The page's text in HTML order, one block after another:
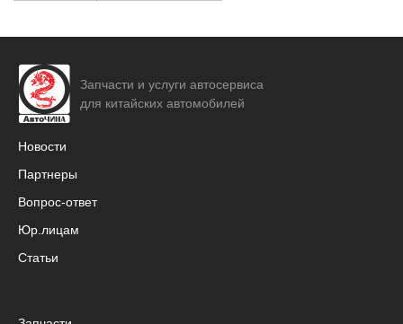
Запчасти и услуги автосервиса
для китайских автомобилей
Новости
Партнеры
Вопрос-ответ
Юр.лицам
Статьи